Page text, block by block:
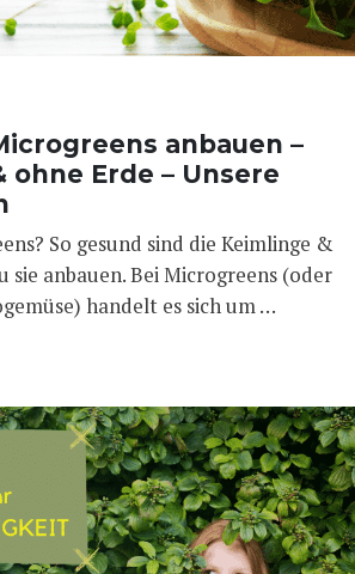
anbauen –
ohne Erde – Unsere
So gesund sind die Keimlinge &
sie anbauen. Bei Microgreens (oder
handelt es sich um …